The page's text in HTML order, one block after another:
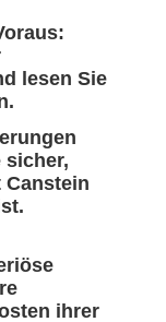
lesen Sie
sicher,
ihrer